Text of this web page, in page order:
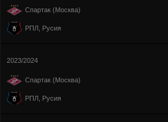
Спартак (Москва)
РПЛ, Русия
2023/2024
Спартак (Москва)
РПЛ, Русия